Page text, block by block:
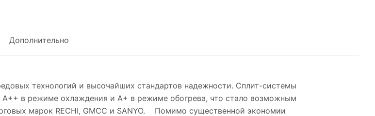
Дополнительно
технологий и высочайших стандартов надежности. Сплит-системы
в режиме охлаждения и А+ в режиме обогрева, что стало возможным
марок RECHI, GMCC и SANYO. Помимо существенной экономии